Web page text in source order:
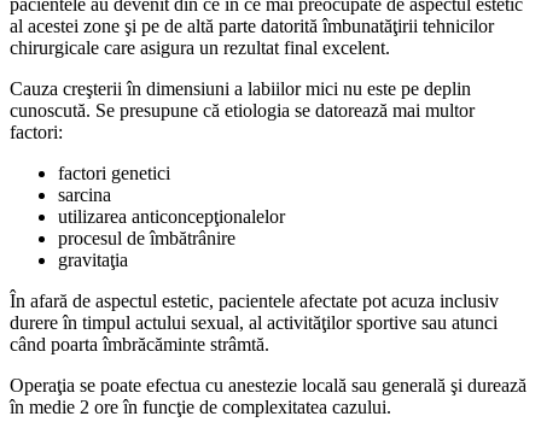
pacientele au devenit din ce în ce mai preocupate de aspectul estetic
al acestei zone şi pe de altă parte datorită îmbunatăţirii tehnicilor
chirurgicale care asigura un rezultat final excelent.
Cauza creşterii în dimensiuni a labiilor mici nu este pe deplin
cunoscută. Se presupune că etiologia se datorează mai multor
factori:
factori genetici
sarcina
utilizarea anticoncepţionalelor
procesul de îmbătrânire
gravitaţia
În afară de aspectul estetic, pacientele afectate pot acuza inclusiv
durere în timpul actului sexual, al activităţilor sportive sau atunci
când poarta îmbrăcăminte strâmtă.
Operaţia se poate efectua cu anestezie locală sau generală şi durează
în medie 2 ore în funcţie de complexitatea cazului.